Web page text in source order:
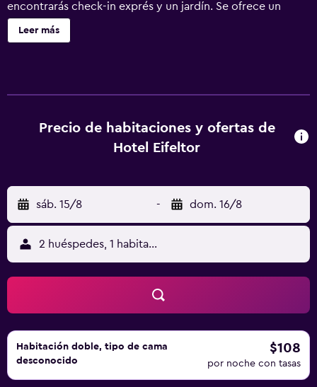
encontrarás check-in exprés y un jardín. Se ofrece un
servicio de limpieza a petición. Hotel Eifeltor ofrece 27
alojamientos con secador de pelo y artículos de higiene
con ducha. Es posible solicitar cambio de toallas y cambio
de sábanas. Se ofrece servicio de limpieza a petición. Los
ocio y esparcimiento que se indican más abajo en las
instalaciones o cerca del alojamiento (es posible que se
aplique un recargo).
Leer más
Precio de habitaciones y ofertas de
Hotel Eifeltor
sáb. 15/8 - dom. 16/8
2 huéspedes, 1 habitación
Habitación doble, tipo de cama
desconocido
$108
por noche con tasas